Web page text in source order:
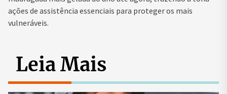
ações de assistência essenciais para proteger os mais
vulneráveis.
Leia Mais